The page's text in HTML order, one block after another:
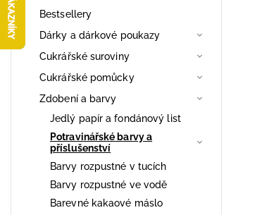
Bestsellery
Dárky a dárkové poukazy
Cukrářské suroviny
Cukrářské pomůcky
Zdobení a barvy
Jedlý papír a fondánový list
Potravinářské barvy a
příslušenství
Barvy rozpustné v tucích
Barvy rozpustné ve vodě
Barevné kakaové máslo